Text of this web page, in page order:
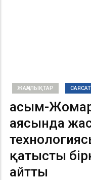
ЖАҢАЛЫҚТАР САЯСАТ
Қасым-
аясында
қатысты
айтты